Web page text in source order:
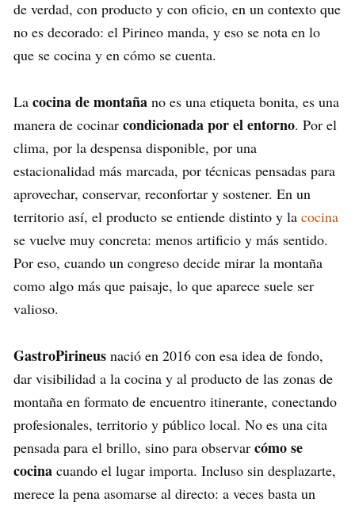
de verdad, con producto y con oficio, en un contexto que
no es decorado: el Pirineo manda, y eso se nota en lo
que se cocina y en cómo se cuenta.
La cocina de montaña no es una etiqueta bonita, es una
manera de cocinar condicionada por el entorno. Por el
clima, por la despensa disponible, por una
estacionalidad más marcada, por técnicas pensadas para
aprovechar, conservar, reconfortar y sostener. En un
territorio así, el producto se entiende distinto y la cocina
se vuelve muy concreta: menos artificio y más sentido.
Por eso, cuando un congreso decide mirar la montaña
como algo más que paisaje, lo que aparece suele ser
valioso.
GastroPirineus nació en 2016 con esa idea de fondo,
dar visibilidad a la cocina y al producto de las zonas de
montaña en formato de encuentro itinerante, conectando
profesionales, territorio y público local. No es una cita
pensada para el brillo, sino para observar cómo se
cocina cuando el lugar importa. Incluso sin desplazarte,
merece la pena asomarse al directo: a veces basta un